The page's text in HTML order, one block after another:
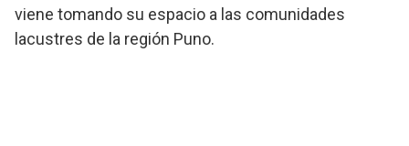
viene tomando su espacio a las comunidades
lacustres de la región Puno.